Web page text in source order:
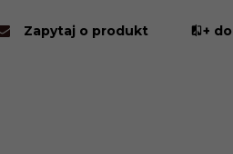
Zapytaj o produkt +